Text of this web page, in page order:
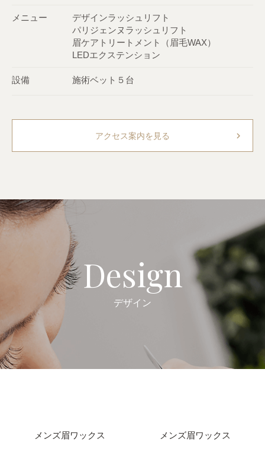
メニュー
デザインラッシュリフト
パリジェンヌラッシュリフト
眉ケアトリートメント（眉毛WAX）
LEDエクステンション
設備 施術ベット５台
アクセス案内を見る chevron_right
Design
デザイン
メンズ眉ワックス メンズ眉ワックス